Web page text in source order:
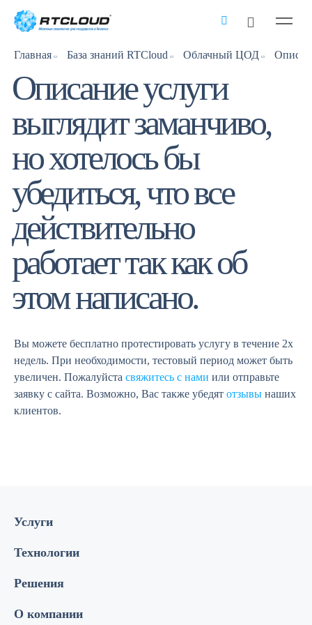
Главная База знаний RTCloud Облачный ЦОД
Описание услуги
выглядит заманчиво,
но хотелось бы
убедиться, что все
действительно
работает так как об
этом написано.
Вы можете бесплатно протестировать услугу в течение 2х
недель. При необходимости, тестовый период может быть
увеличен. Пожалуйста свяжитесь с нами или отправьте
заявку с сайта. Возможно, Вас также убедят отзывы наших
клиентов.
Услуги
Технологии
Решения
О компании